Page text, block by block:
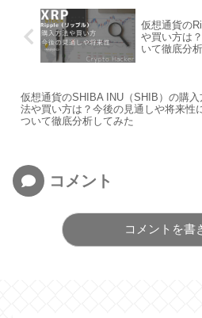
仮想通貨の
や買い方は
いて徹底分
仮想通貨のSHIBA INU（SHIB）の購入
法や買い方は？今後の見通しや将来性
ついて徹底分析してみた
コメント
コメントを書